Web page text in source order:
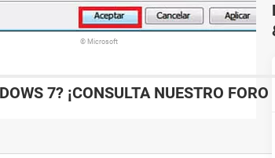
© Microsoft
7? ¡CONSULTA NUESTRO FORO